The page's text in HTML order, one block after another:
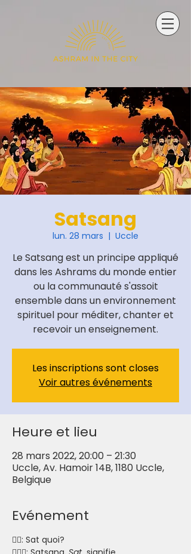
Satsang
lun. 28 mars
  |
Uccle
Le Satsang est un principe appliqué
dans les Ashrams du monde entier
ou la communauté s'assoit
ensemble dans un environnement
spirituel pour méditer, chanter et
recevoir un enseignement.
Les inscriptions sont closes
Voir autres événements
Heure et lieu
28 mars 2022, 20:00 – 21:30
Uccle, Av. Hamoir 14B, 1180 Uccle,
Belgique
Evénement
🧘‍♀️: Sat quoi?